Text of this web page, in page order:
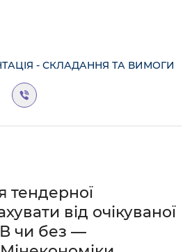
- СКЛАДАННЯ ТА ВИМОГИ
тендерної
від очікуваної
чи без —